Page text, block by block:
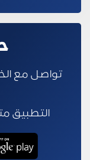
تواصل مع
التطبيق